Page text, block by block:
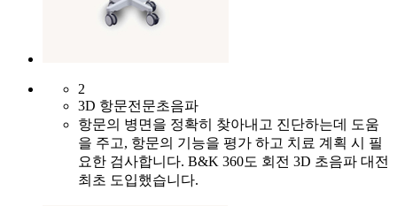
2
3D 항문전문초음파
항문의 병면을 정확히 찾아내고 진단하는데 도움
을 주고, 항문의 기능을 평가 하고 치료 계획 시 필
요한 검사합니다. B&K 360도 회전 3D 초음파 대전
최초 도입했습니다.